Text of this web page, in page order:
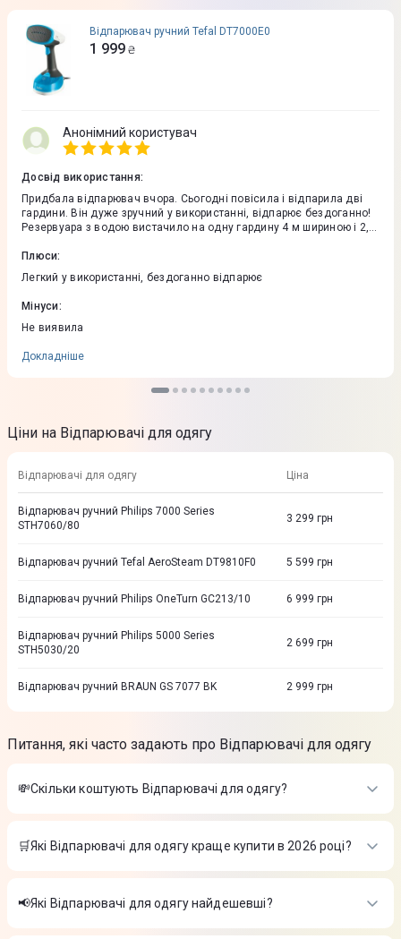
Відпарювач ручний Tefal DT7000E0
1 999 ₴
Анонімний користувач
Досвід використання:
Придбала відпарювач вчора. Сьогодні повісила і відпарила дві
гардини. Він дуже зручний у використанні, відпарює бездоганно!
Резервуара з водою вистачило на одну гардину 4 м шириною і 2,5
задоволена!
Плюси:
Легкий у використанні, бездоганно відпарює
Мінуси:
Не виявила
Докладніше
Ціни на Відпарювачі для одягу
Відпарювачі для одягу Ціна
Відпарювач ручний Philips 7000 Series
STH7060/80
3 299 грн
Відпарювач ручний Tefal AeroSteam DT9810F0 5 599 грн
Відпарювач ручний Philips OneTurn GC213/10 6 999 грн
Відпарювач ручний Philips 5000 Series
STH5030/20
2 699 грн
Відпарювач ручний BRAUN GS 7077 BK 2 999 грн
Питання, які часто задають про Відпарювачі для одягу
💸Скільки коштують Відпарювачі для одягу?
Вартість товарів в категорії Відпарювачі для одягу в
інтернет-магазині Цитрус
Відпарювач ручний Tefal Pure Force 2в1 DT8720E0
🛒Які Відпарювачі для одягу краще купити в 2026 році?
Найкращі Відпарювачі для одягу в 2026 році на думку
інтернет-магазину Цитрус
📢Які Відпарювачі для одягу найдешевші?